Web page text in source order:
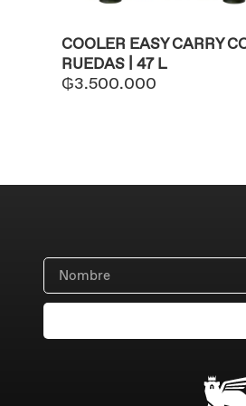
COOLER EASY CARRY
RUEDAS | 47 L
₲3.500.000